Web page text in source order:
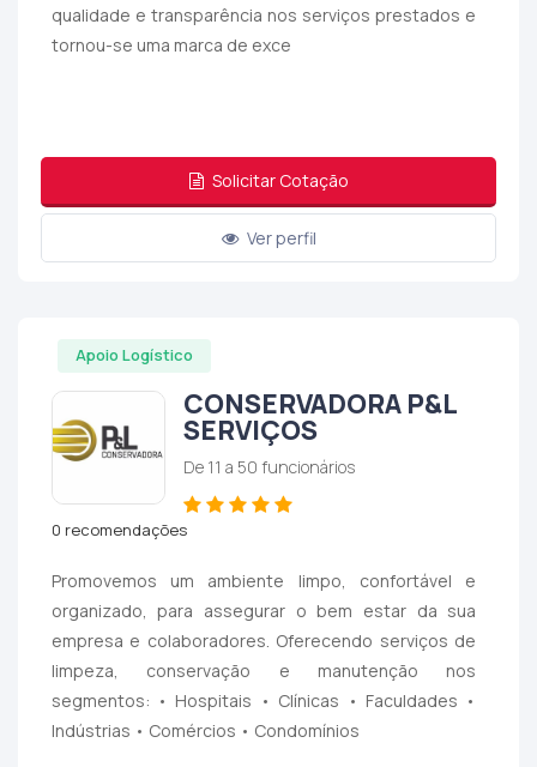
qualidade e transparência nos serviços prestados e
tornou-se uma marca de exce
Solicitar Cotação
Ver perfil
Apoio Logístico
CONSERVADORA P&L
SERVIÇOS
De 11 a 50 funcionários
0 recomendações
Promovemos um ambiente limpo, confortável e
organizado, para assegurar o bem estar da sua
empresa e colaboradores. Oferecendo serviços de
limpeza, conservação e manutenção nos
segmentos: • Hospitais • Clínicas • Faculdades •
Indústrias • Comércios • Condomínios